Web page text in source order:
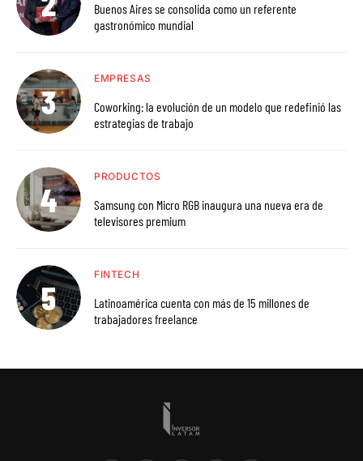
Buenos Aires se consolida como un referente
gastronómico mundial
EMPRESAS
Coworking: la evolución de un modelo que redefinió las
estrategias de trabajo
PRODUCTOS
Samsung con Micro RGB inaugura una nueva era de
televisores premium
FINTECH
Latinoamérica cuenta con más de 15 millones de
trabajadores freelance